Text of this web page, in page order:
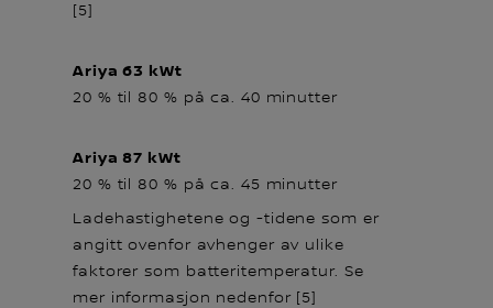
[5]
Ariya 63 kWt
20 % til 80 % på ca. 40 minutter
Ariya 87 kWt
20 % til 80 % på ca. 45 minutter
Ladehastighetene og -tidene som er
angitt ovenfor avhenger av ulike
faktorer som batteritemperatur. Se
mer informasjon nedenfor [5]